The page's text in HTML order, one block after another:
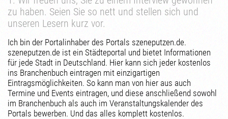
zu haben. Seien Sie so nett und stellen sich und
unseren Lesern kurz vor.
Ich bin der Portalinhaber des Portals szeneputzen.de.
szeneputzen.de ist ein Städteportal und bietet Informationen
für jede Stadt in Deutschland. Hier kann sich jeder kostenlos
ins Branchenbuch eintragen mit einzigartigen
Eintragsmöglichkeiten. So kann man von hier aus auch
Termine und Events eintragen, und diese anschließend sowohl
im Branchenbuch als auch im Veranstaltungskalender des
Portals bewerben. Und das alles komplett kostenlos.